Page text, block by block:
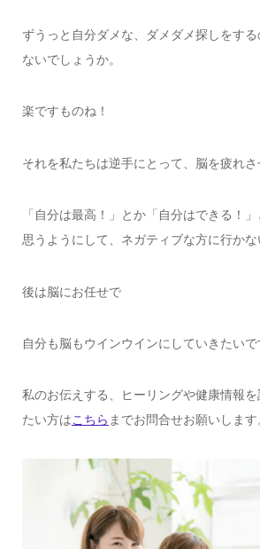
ずうっと自分ダメな、ダメダメ探しをする
ないでしょうか。
楽ですものね！
それを私たちは逆手にとって、脳を疲れ
「自分は最高！」とか「自分はできる！
思うようにして、ネガティブな方に行か
後は脳にお任せで
自分も脳もウインウインにしていきたいで
私のお伝えする、ヒーリングや健康情報
たい方はこちら までお問合せお願いします